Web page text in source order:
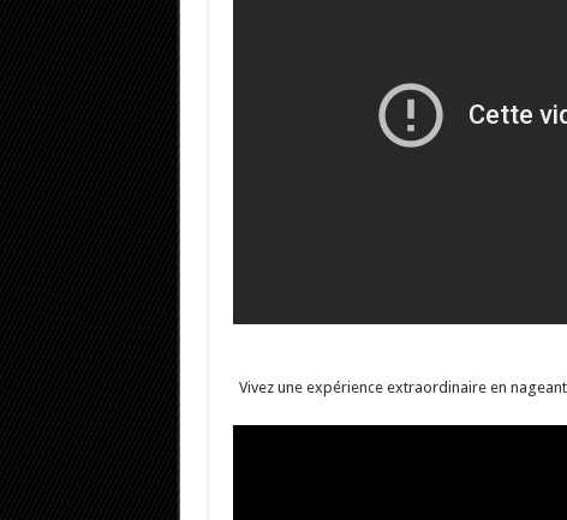
Vivez une expérience extraordinaire en